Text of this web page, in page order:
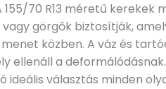
70 R13 méretű kerekek
görgők biztosítják,
közben. A váz és
a
választás minden